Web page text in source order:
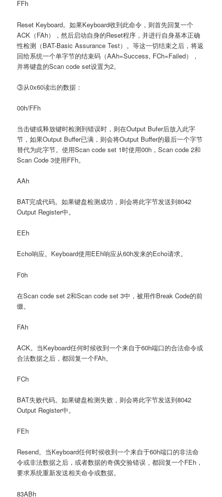
FFh
Reset Keyboard。如果Keyboard收到此命令，则首先回复一个
ACK（FAh），然后启动自身的Reset程序，并进行自身基本正确
性检测（BAT-Basic Assurance Test）。等这一切结束之后，将返
回给系统一个单字节的结束码（AAh=Success, FCh=Failed），
并将键盘的Scan code set设置为2。
③从0x60读出的数据：
00h/FFh
当击键或释放键时检测到错误时，则在Output Bufer后放入此字
节，如果Output Buffer已满，则会将Output Buffer的最后一个字节
替代为此字节。使用Scan code set 1时使用00h，Scan code 2和
Scan Code 3使用FFh。
AAh
BAT完成代码。如果键盘检测成功，则会将此字节发送到8042
Output Register中。
EEh
Echo响应。Keyboard使用EEh响应从60h发来的Echo请求。
F0h
在Scan code set 2和Scan code set 3中，被用作Break Code的前
缀。
FAh
ACK。当Keyboard任何时候收到一个来自于60h端口的合法命令或
合法数据之后，都回复一个FAh。
FCh
BAT失败代码。如果键盘检测失败，则会将此字节发送到8042
Output Register中。
FEh
Resend。当Keyboard任何时候收到一个来自于60h端口的非法命
令或非法数据之后，或者数据的奇偶交验错误，都回复一个FEh，
要求系统重新发送相关命令或数据。
83ABh